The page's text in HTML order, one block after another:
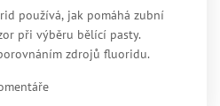
používá, jak pomáhá zubní
při výběru bělící pasty.
zdrojů fluoridu.